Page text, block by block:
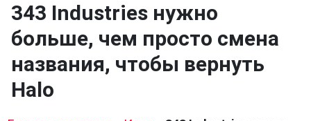
343 Industries нужно
больше, чем просто смена
названия, чтобы вернуть
Halo